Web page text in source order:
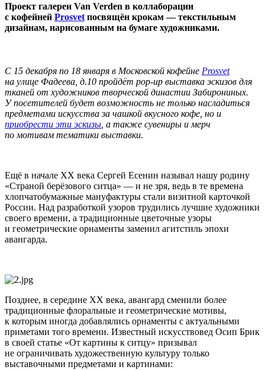
Проект галереи Van Verden в коллаборации
с кофейней Prosvet посвящён крокам — текстильным
дизайнам, нарисованным на бумаге художниками.
С 15 декабря по 18 января в Московской кофейне Prosvet
на улице Фадеева, д.10 пройдёт pop-up выставка эскизов для
тканей от художников творческой династии Забирониных.
У посетителей будет возможность не только насладиться
предметами искусства за чашкой вкусного кофе, но и
приобрести эти эскизы , а также сувениры и мерч
по мотивам тематики выставки.
Ещё в начале XX века Сергей Есенин называл нашу родину
«Страной берёзового ситца» — и не зря, ведь в те времена
хлопчатобумажные мануфактуры стали визитной карточкой
России. Над разработкой узоров трудились лучшие художники
своего времени, а традиционные цветочные узоры
и геометрические орнаменты заменил агитстиль эпохи
авангарда.
Позднее, в середине XX века, авангард сменили более
традиционные флоральные и геометрические мотивы,
к которым иногда добавлялись орнаменты с актуальными
приметами того времени. Известный искусствовед Осип Брик
в своей статье «От картины к ситцу» призывал
не ограничивать художественную культуру только
выставочными предметами и картинами: